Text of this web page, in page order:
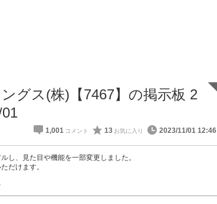
グス(株)【7467】の掲示板 2
1,001 13 2023/11/01 12:46
し、見た目や機能を一部変更しました。
だけます。